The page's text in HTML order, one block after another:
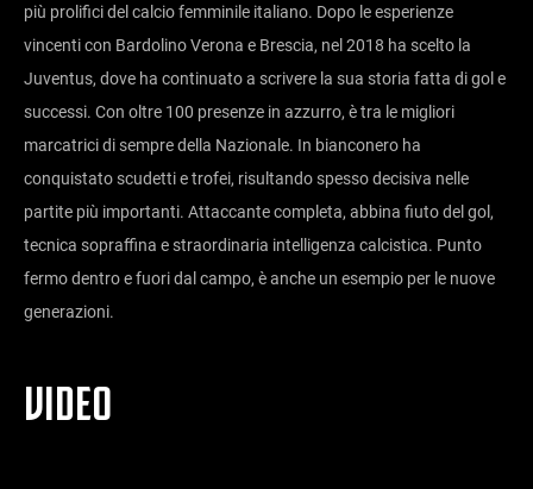
più prolifici del calcio femminile italiano. Dopo le esperienze
vincenti con Bardolino Verona e Brescia, nel 2018 ha scelto la
Juventus, dove ha continuato a scrivere la sua storia fatta di gol e
successi. Con oltre 100 presenze in azzurro, è tra le migliori
marcatrici di sempre della Nazionale. In bianconero ha
conquistato scudetti e trofei, risultando spesso decisiva nelle
partite più importanti. Attaccante completa, abbina fiuto del gol,
tecnica sopraffina e straordinaria intelligenza calcistica. Punto
fermo dentro e fuori dal campo, è anche un esempio per le nuove
generazioni.
VIDEO